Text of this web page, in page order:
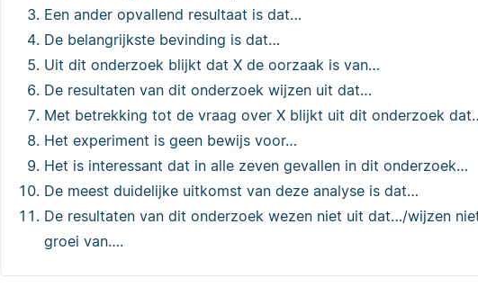
Een ander opvallend resultaat is dat…
De belangrijkste bevinding is dat…
Uit dit onderzoek blijkt dat X de oorzaak is van…
De resultaten van dit onderzoek wijzen uit dat…
Met betrekking tot de vraag over X blijkt uit dit onderzoek
Het experiment is geen bewijs voor…
Het is interessant dat in alle zeven gevallen in dit onderzoek…
De meest duidelijke uitkomst van deze analyse is dat…
De resultaten van dit onderzoek wezen niet uit dat…/wijzen
groei van….